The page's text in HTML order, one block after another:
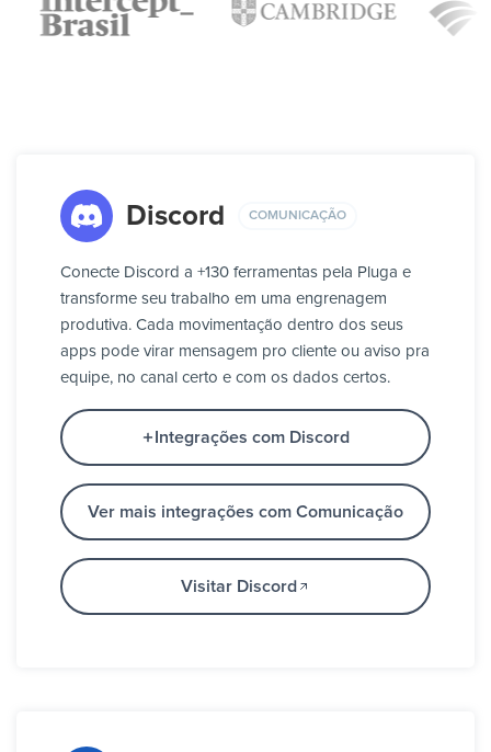
Discord COMUNICAÇÃO
Conecte Discord a +130 ferramentas pela Pluga e
transforme seu trabalho em uma engrenagem
produtiva. Cada movimentação dentro dos seus
apps pode virar mensagem pro cliente ou aviso pra
equipe, no canal certo e com os dados certos.
Integrações com Discord
Ver mais integrações com Comunicação
Visitar Discord